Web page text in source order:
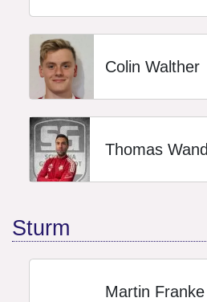
Colin Walther
Thomas Wand
Sturm
Martin Franke